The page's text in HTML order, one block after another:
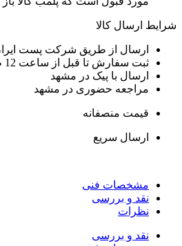
ارسال کالا
ارسال از طریق شرکت پست ایران
ثبت سفارش تا قبل از ساعت 12 ظهر: ارسال در همان روز
ارسال با پیک در مشهد
مراجعه حضوری در مشهد
قیمت منصفانه
ارسال سریع
مشخصات فنی
نقد و بررسی
نظرات
نقد و بررسی